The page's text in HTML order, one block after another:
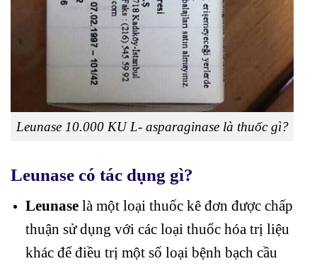
Leunase 10.000 KU L- asparaginase là thuốc gì?
Leunase có tác dụng gì?
Leunaselà một loại thuốc kê đơn được chấp
thuận sử dụng với các loại thuốc hóa trị liệu
khác để điều trị một số loại bệnh bạch cầu